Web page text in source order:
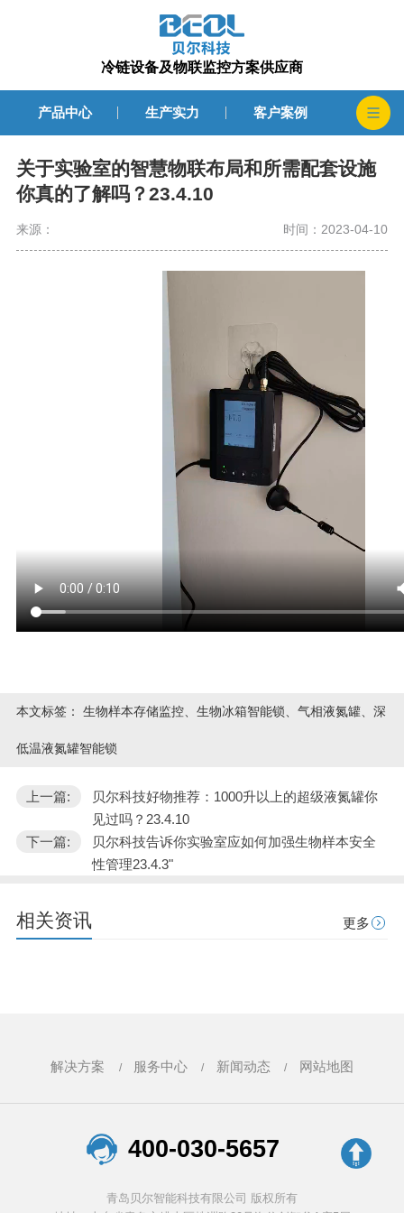
冷链设备及物联监控方案供应商
产品中心 生产实力 客户案例
关于实验室的智慧物联布局和所需配套设施
你真的了解吗？23.4.10
来源： 时间：2023-04-10
本文标签： 生物样本存储监控、生物冰箱智能锁、气相液氮罐、深
低温液氮罐智能锁
上一篇:
贝尔科技好物推荐：1000升以上的超级液氮罐你
见过吗？23.4.10
下一篇:
贝尔科技告诉你实验室应如何加强生物样本安全
性管理23.4.3"
相关资讯 更多
解决方案 服务中心 新闻动态 网站地图
400-030-5657
青岛贝尔智能科技有限公司 版权所有